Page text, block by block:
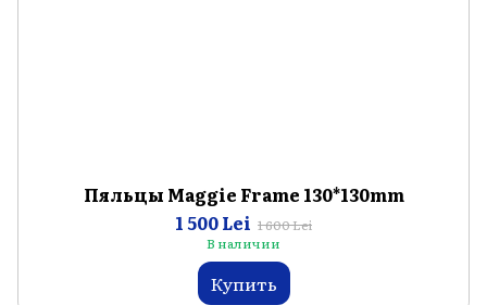
Пяльцы Maggie Frame 130*130mm
1 500 Lei 1 600 Lei
В наличии
Купить